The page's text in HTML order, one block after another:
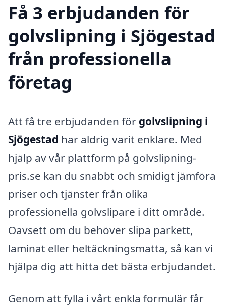
Få 3 erbjudanden för
golvslipning i Sjögestad
från professionella
företag
Att få tre erbjudanden för golvslipning i
Sjögestad har aldrig varit enklare. Med
hjälp av vår plattform på golvslipning-
pris.se kan du snabbt och smidigt jämföra
priser och tjänster från olika
professionella golvslipare i ditt område.
Oavsett om du behöver slipa parkett,
laminat eller heltäckningsmatta, så kan vi
hjälpa dig att hitta det bästa erbjudandet.
Genom att fylla i vårt enkla formulär får